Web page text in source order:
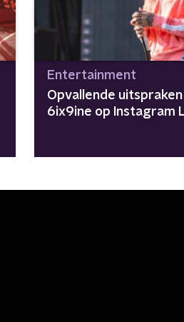
Entertainment
Opvallende uitspraken
6ix9ine op Instagram